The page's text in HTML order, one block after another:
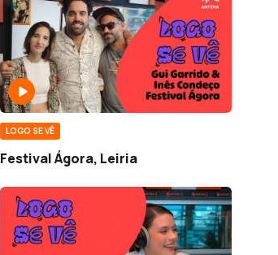
LOGO SE VÊ
Festival Ágora, Leiria